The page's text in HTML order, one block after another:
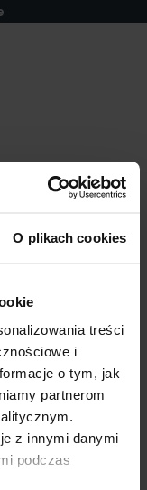
O plikach cookies
treści
i
o tym, jak
partnerom
z innymi danymi
podczas